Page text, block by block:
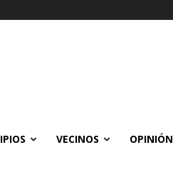
VECINOS OPINIÓN